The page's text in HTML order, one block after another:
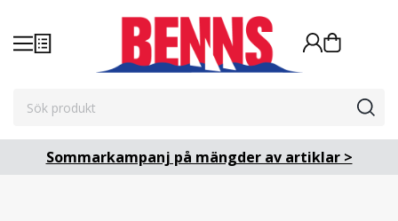
Sommarkampanj på mängder av artiklar >